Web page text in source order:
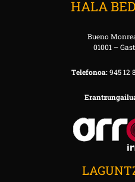
HALA
Bueno
01001 –
Telefonoa:945 12